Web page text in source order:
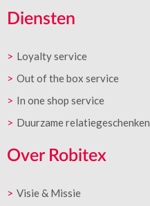
Diensten
Loyalty service
Out of the box service
In one shop service
Duurzame relatiegeschenken
Over Robitex
Visie & Missie